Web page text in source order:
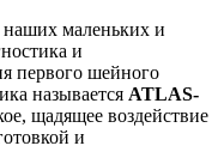
маленьких и
и
первого шейного
называется ATLAS-
щадящее воздействие
и